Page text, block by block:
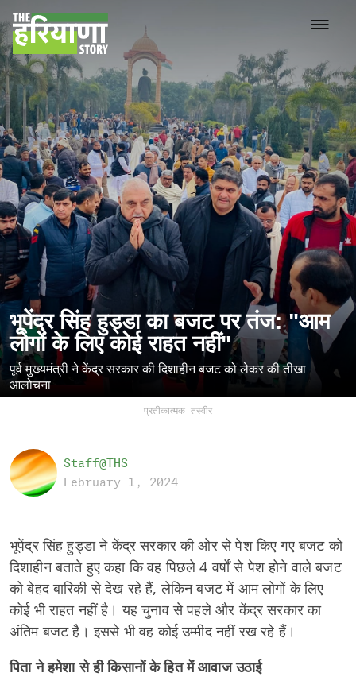
भूपेंद्र सिंह हुड्डा का बजट पर तंज: "आम
लोगों के लिए कोई राहत नहीं"
पूर्व मुख्यमंत्री ने केंद्र सरकार की दिशाहीन बजट को लेकर की तीखा
आलोचना
प्रतीकात्मक तस्वीर
Staff@THS
February 1, 2024
भूपेंद्र सिंह हुड्डा ने केंद्र सरकार की ओर से पेश किए गए बजट को
दिशाहीन बताते हुए कहा कि वह पिछले 4 वर्षों से पेश होने वाले बजट
को बेहद बारिकी से देख रहे हैं, लेकिन बजट में आम लोगों के लिए
कोई भी राहत नहीं है। यह चुनाव से पहले और केंद्र सरकार का
अंतिम बजट है। इससे भी वह कोई उम्मीद नहीं रख रहे हैं।
पिता ने हमेशा से ही किसानों के हित में आवाज उठाई